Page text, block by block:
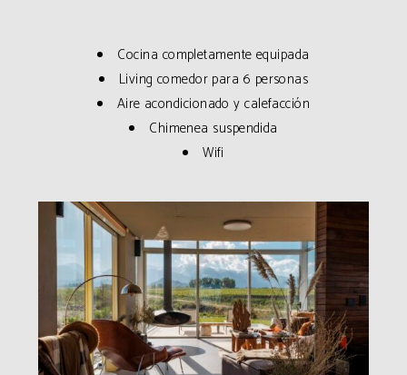
Cocina completamente equipada
Living comedor para 6 personas
Aire acondicionado y calefacción
Chimenea suspendida
Wifi